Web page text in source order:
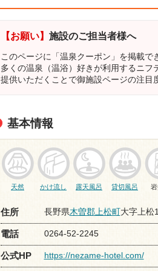
【お願い】 施設のご担当者様へ
このページに「温泉クーポン」を掲載で
多くの温泉（温浴）好きが利用するニフ
提供いただくことで御施設ページの注目
基本情報
天然 かけ流し 露天風呂 貸切風呂
住所 長野県木曽郡上松町大字上松
電話 0264-52-2245
公式HP https://nezame-hotel.com/